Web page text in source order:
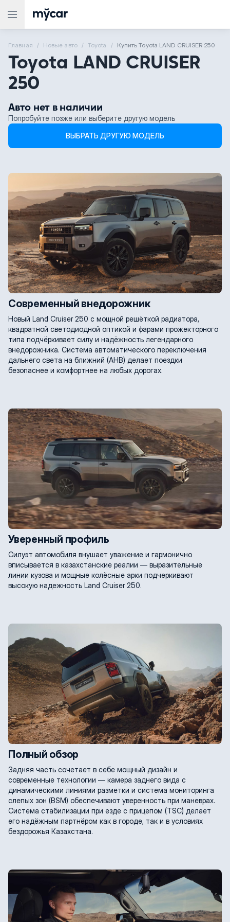
Главная Новые aвто Toyota Купить Toyota LAND CRUISER 250
Toyota LAND CRUISER
250
Авто нет в наличии
Попробуйте позже или выберите другую модель
ВЫБРАТЬ ДРУГУЮ МОДЕЛЬ
Современный внедорожник
Новый Land Cruiser 250 с мощной решёткой радиатора,
квадратной светодиодной оптикой и фарами прожекторного
типа подчёркивает силу и надёжность легендарного
внедорожника. Система автоматического переключения
дальнего света на ближний (AHB) делает поездки
безопаснее и комфортнее на любых дорогах.
Уверенный профиль
Силуэт автомобиля внушает уважение и гармонично
вписывается в казахстанские реалии — выразительные
линии кузова и мощные колёсные арки подчеркивают
высокую надежность Land Cruiser 250.
Полный обзор
Задняя часть сочетает в себе мощный дизайн и
современные технологии — камера заднего вида с
динамическими линиями разметки и система мониторинга
слепых зон (BSM) обеспечивают уверенность при маневрах.
Система стабилизации при езде с прицепом (TSC) делает
его надёжным партнёром как в городе, так и в условиях
бездорожья Казахстана.